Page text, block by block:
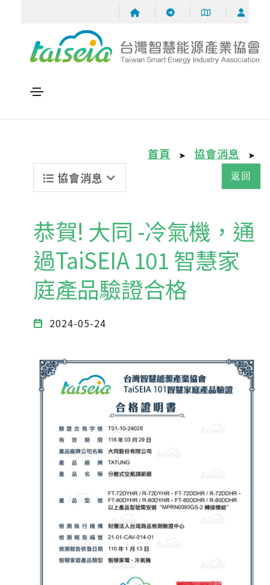
首頁 ➤ 協會消息 ➤
協會消息 返回
恭賀! 大同 -冷氣機，通
過TaiSEIA 101 智慧家
庭產品驗證合格
2024-05-24